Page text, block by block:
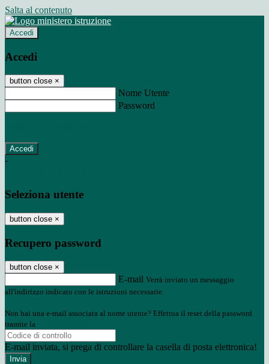
Salta al contenuto
Accedi
Accedi
button close ×
Nome Utente
Password
-
Seleziona utente
button close ×
Recupero password
button close ×
E-mail Verrà inviato un messaggio
all'indirizzo indicato con le istruzioni necessarie.
Non hai una e-mail associata al nome utente? Effettua il reset della password
tramite la
E-mail inviata, si prega di controllare la casella di posta elettronica!